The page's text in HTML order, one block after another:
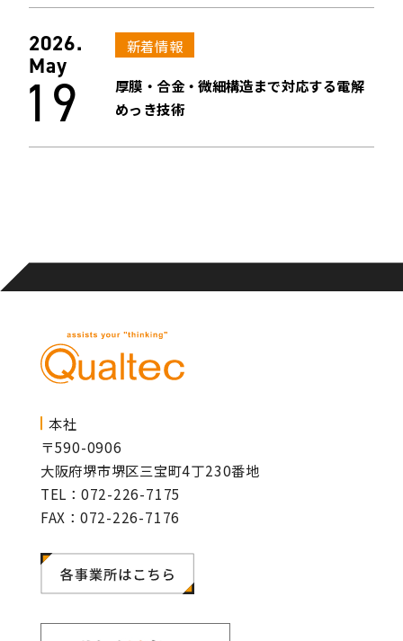
2026.
May
19
新着情報
厚膜・合金・微細構造まで対応する電解
めっき技術
本社
〒590-0906
大阪府堺市堺区三宝町4丁230番地
TEL：072-226-7175
FAX：072-226-7176